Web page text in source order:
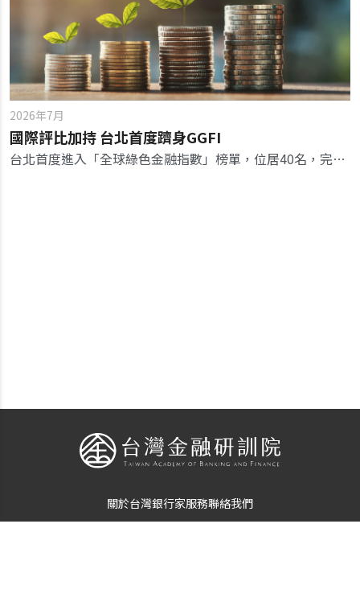
2026年7月
國際評比加持 台北首度躋身GGFI
台北首度進入「全球綠色金融指數」榜單，位居40名，完善的治理品質驚豔全球，未來可持續擴大商品規模、接軌國際。
關於台灣銀行家服務聯絡我們